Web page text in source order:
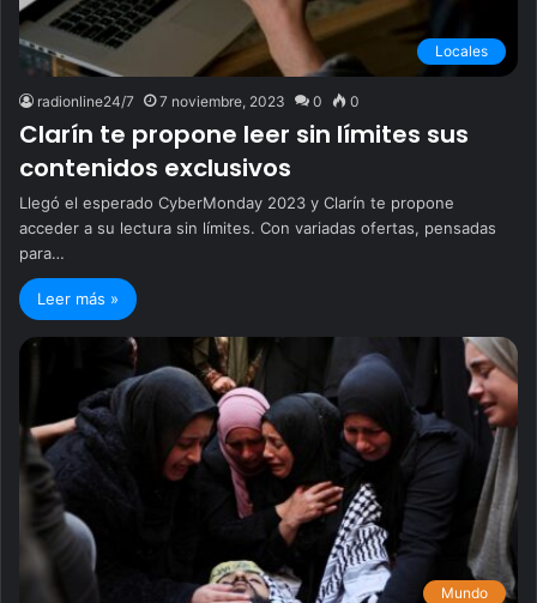
Locales
radionline24/7 7 noviembre, 2023 0 0
Clarín te propone leer sin límites sus
contenidos exclusivos
Llegó el esperado CyberMonday 2023 y Clarín te propone
acceder a su lectura sin límites. Con variadas ofertas, pensadas
para…
Leer más »
Mundo